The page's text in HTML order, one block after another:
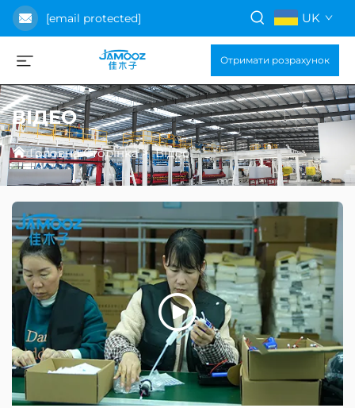
[email protected] UK
Отримати розрахунок
ВІДЕО
Головна Сторінка>Відео